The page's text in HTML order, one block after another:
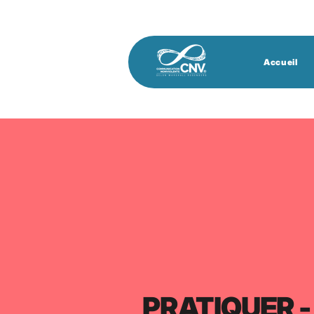
Accueil